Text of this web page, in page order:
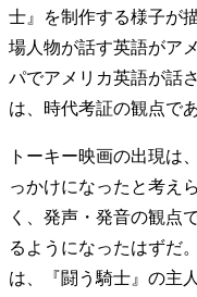
士』を制作する様子が
場人物が話す英語がア
パでアメリカ英語が話
は、時代考証の観点で
トーキー映画の出現は
っかけになったと考え
く、発声・発音の観点
るようになったはずだ
は、『闘う騎士』の主